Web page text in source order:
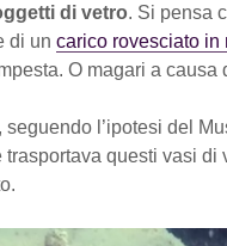
di vetro. Si pensa
di un carico rovesciato in
O magari a causa
seguendo l’ipotesi del
trasportava questi vasi